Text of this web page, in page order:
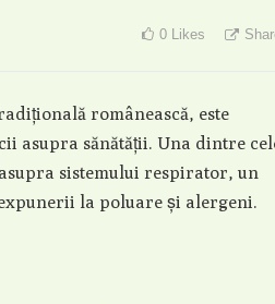
0 Likes
românească, este
asupra sănătății. Una dintre
sistemului respirator, un
la poluare și alergeni.